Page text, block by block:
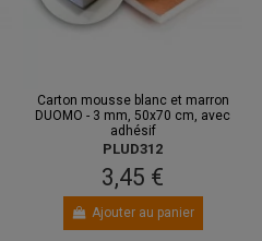
Carton mousse blanc et marron
DUOMO - 3 mm, 50x70 cm, avec
adhésif
PLUD312
3,45 €
Ajouter au panier